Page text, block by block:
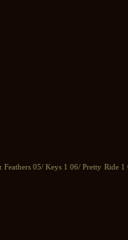
05/ Keys 1 06/ Pretty Ride